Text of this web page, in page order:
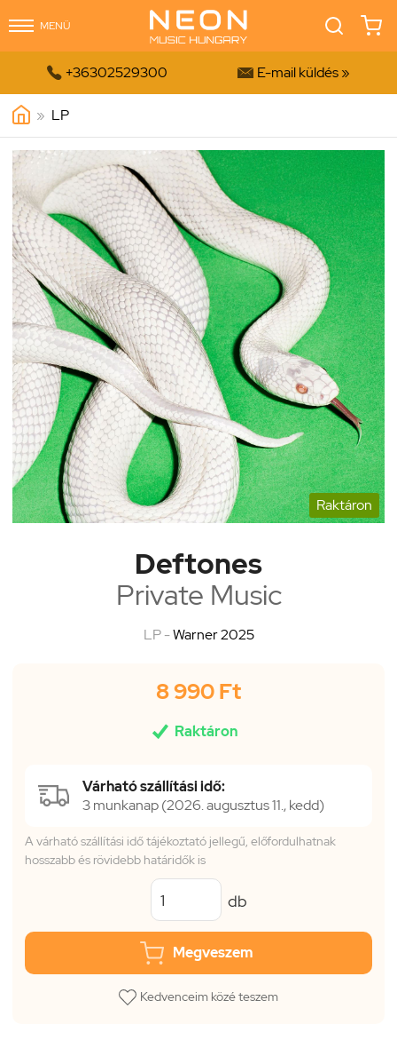
MENÜ
 +36302529300  E-mail küldés »
» LP
Raktáron
Deftones
Private Music
LP -Warner 2025
8 990 Ft
 Raktáron
Várható szállítási idő:
3 munkanap (2026. augusztus 11., kedd)
A várható szállítási idő tájékoztató jellegű, előfordulhatnak
hosszabb és rövidebb határidők is
db
Megveszem
Kedvenceim közé teszem